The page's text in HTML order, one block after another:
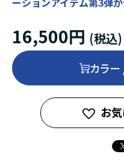
16,500円
カラー
お